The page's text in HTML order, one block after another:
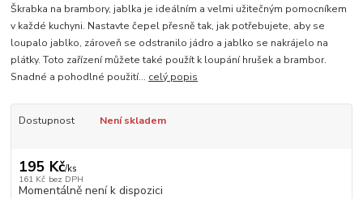
Škrabka na brambory, jablka je ideálním a velmi užitečným pomocníkem
v každé kuchyni. Nastavte čepel přesně tak, jak potřebujete, aby se
loupalo jablko, zároveň se odstranilo jádro a jablko se nakrájelo na
plátky. Toto zařízení můžete také použít k loupání hrušek a brambor.
Snadné a pohodlné použití... celý popis
Dostupnost Není skladem
195 Kč/ks
161 Kč bez DPH
Momentálně není k dispozici